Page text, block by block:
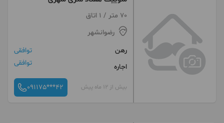
70 متر / 1 اتاق
رضوانشهر
رهن
توافقی
اجاره
توافقی
بیش از 12 ماه پیش 091175***42